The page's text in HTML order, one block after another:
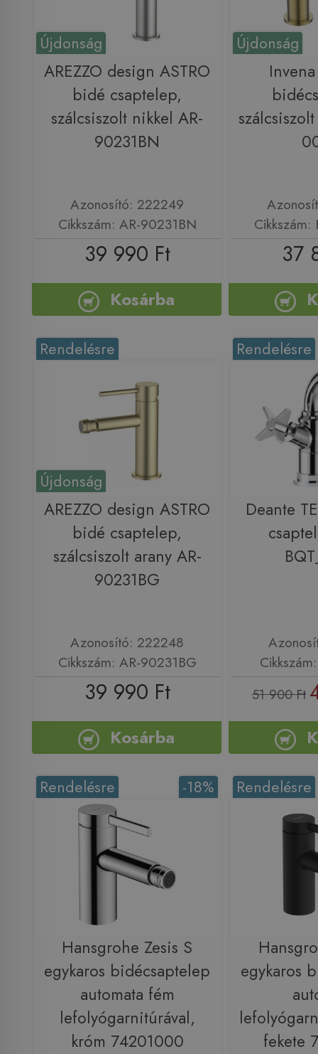
Újdonság
AREZZO design ASTRO
bidé csaptelep,
szálcsiszolt nikkel AR-
90231BN
Azonosító: 222249
Cikkszám: AR-90231BN
39 990 Ft
Kosárba
Újdonság
37
Újdonság
Rendelésre
AREZZO design ASTRO
bidé csaptelep,
szálcsiszolt arany AR-
90231BG
Azonosító: 222248
Cikkszám: AR-90231BG
39 990 Ft
Kosárba
Rendelésre
Deante
51 900 Ft
-18%
Rendelésre
Hansgrohe Zesis S
egykaros bidécsaptelep
automata fém
lefolyógarnitúrával,
króm 74201000
Rendelésre
egykaros
fekete